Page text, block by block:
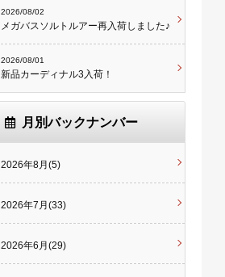
2026/08/02
メガバスソルトルアー再入荷しました♪
2026/08/01
新品カーディナル3入荷！
月別バックナンバー
2026年8月(5)
2026年7月(33)
2026年6月(29)